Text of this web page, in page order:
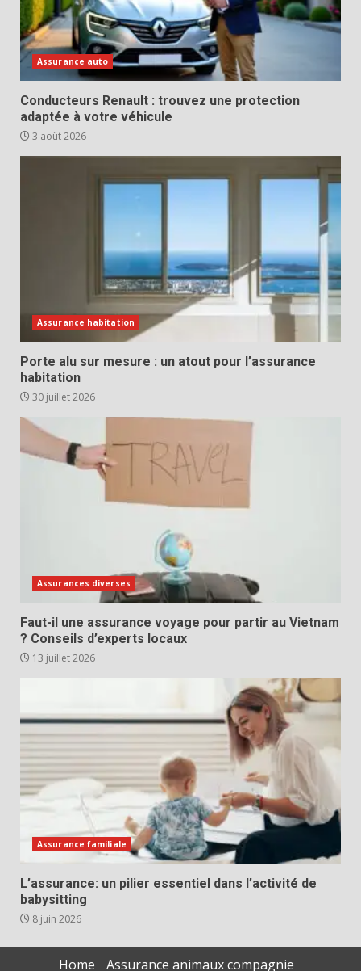
Assurance auto
Conducteurs Renault : trouvez une protection
adaptée à votre véhicule
3 août 2026
Assurance habitation
Porte alu sur mesure : un atout pour l’assurance
habitation
30 juillet 2026
Assurances diverses
Faut-il une assurance voyage pour partir au Vietnam
? Conseils d’experts locaux
13 juillet 2026
Assurance familiale
L’assurance: un pilier essentiel dans l’activité de
babysitting
8 juin 2026
Home Assurance animaux compagnie